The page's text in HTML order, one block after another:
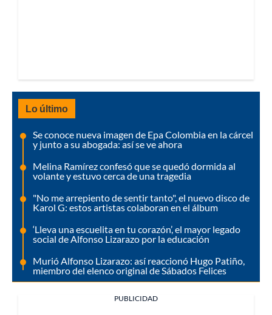
Lo último
Se conoce nueva imagen de Epa Colombia en la cárcel
y junto a su abogada: así se ve ahora
Melina Ramírez confesó que se quedó dormida al
volante y estuvo cerca de una tragedia
"No me arrepiento de sentir tanto", el nuevo disco de
Karol G: estos artistas colaboran en el álbum
‘Lleva una escuelita en tu corazón’, el mayor legado
social de Alfonso Lizarazo por la educación
Murió Alfonso Lizarazo: así reaccionó Hugo Patiño,
miembro del elenco original de Sábados Felices
PUBLICIDAD